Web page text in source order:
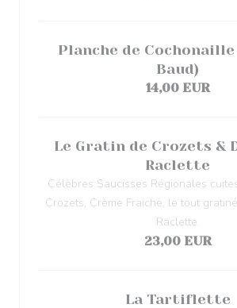
Planche de
Baud)
14,00 EUR
Le Gratin de Crozets &
Raclette
Célèbres Saucisses Régionales
Crozets, Crème Fraiche, le tout
Raclette.
23,00 EUR
La Tartiflette